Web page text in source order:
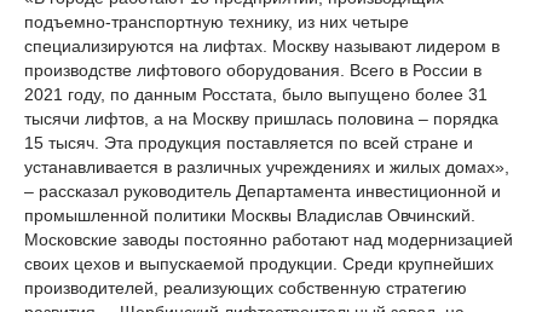
подъемно-транспортную технику, из них четыре
специализируются на лифтах. Москву называют лидером в
производстве лифтового оборудования. Всего в России в
2021 году, по данным Росстата, было выпущено более 31
тысячи лифтов, а на Москву пришлась половина – порядка
15 тысяч. Эта продукция поставляется по всей стране и
устанавливается в различных учреждениях и жилых домах»,
– рассказал руководитель Департамента инвестиционной и
промышленной политики Москвы Владислав Овчинский.
Московские заводы постоянно работают над модернизацией
своих цехов и выпускаемой продукции. Среди крупнейших
производителей, реализующих собственную стратегию